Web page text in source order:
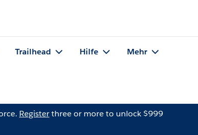
Trailhead Hilfe Mehr
Registerthree or more to unlock $999